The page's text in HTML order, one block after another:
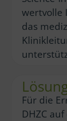
wertvolle
das
Für die
DHZC